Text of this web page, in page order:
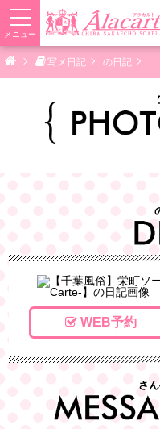
メニュー
写メ日記 の日記
WEB予約
さ